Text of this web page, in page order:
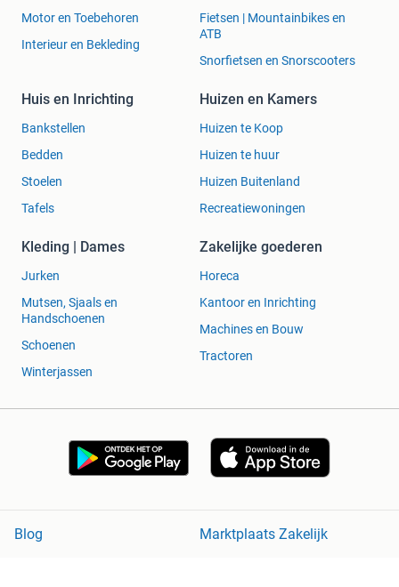
Motor en Toebehoren
Interieur en Bekleding
Fietsen | Mountainbikes en
ATB
Snorfietsen en Snorscooters
Huis en Inrichting
Bankstellen
Bedden
Stoelen
Tafels
Huizen en Kamers
Huizen te Koop
Huizen te huur
Huizen Buitenland
Recreatiewoningen
Kleding | Dames
Jurken
Mutsen, Sjaals en
Handschoenen
Schoenen
Winterjassen
Zakelijke goederen
Horeca
Kantoor en Inrichting
Machines en Bouw
Tractoren
Blog
Marktplaats Zakelijk